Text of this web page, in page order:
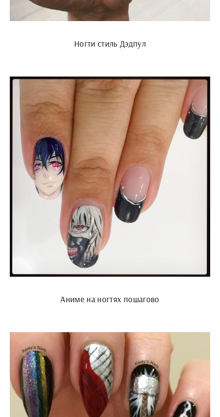
Ногти стиль Дэдпул
Аниме на ногтях пошагово